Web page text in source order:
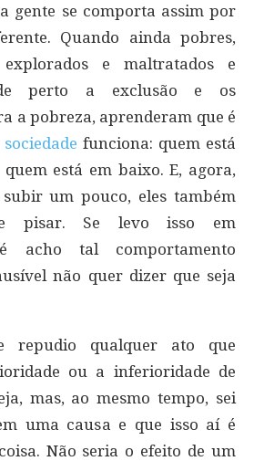
gente se comporta assim por
Quando ainda pobres,
e maltratados e
de perto a exclusão e os
a pobreza, aprenderam que é
sociedade funciona: quem está
está em baixo. E, agora,
um pouco, eles também
pisar. Se levo isso em
acho tal comportamento
não quer dizer que seja
repudio qualquer ato que
ou a inferioridade de
mas, ao mesmo tempo, sei
uma causa e que isso aí é
Não seria o efeito de um